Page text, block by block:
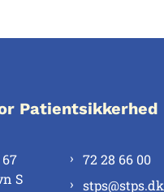
Patientsikkerhed
S
72 28 66 00
stps@stps.dk